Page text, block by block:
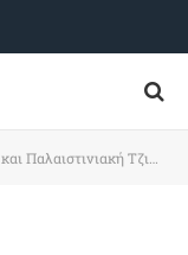
Τζιχάντ: Ξεκάθαρο κοινό μήνυμα για τις διαπραγματεύσεις